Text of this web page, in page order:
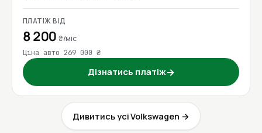
ПЛАТІЖ ВІД
8 200₴/міс
Ціна авто 269 000 ₴
Дізнатись платіж→
Дивитись усі Volkswagen →